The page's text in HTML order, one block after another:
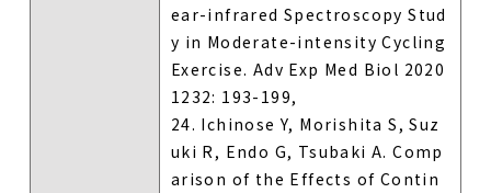
ear-infrared Spectroscopy Stud
y in Moderate-intensity Cycling
Exercise. Adv Exp Med Biol 2020
1232: 193-199,
24. Ichinose Y, Morishita S, Suz
uki R, Endo G, Tsubaki A. Comp
arison of the Effects of Contin